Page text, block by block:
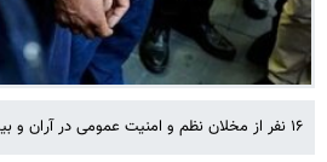
۱۶ نفر از مخلان نظم و امنیت عمومی در آران و بیدگل شناسایی و دستگیر شدند.